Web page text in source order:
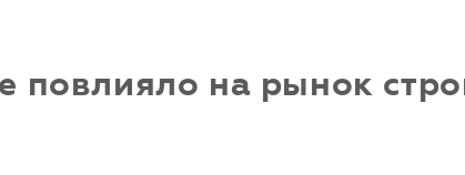
повлияло на рынок